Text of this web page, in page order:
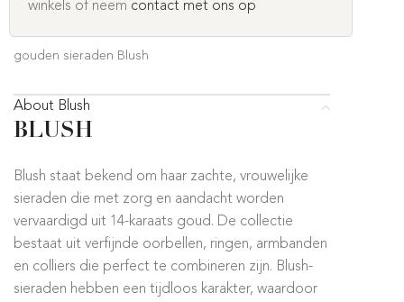
winkels of neem contact met ons op
gouden sieraden Blush
About Blush
BLUSH
Blush staat bekend om haar zachte, vrouwelijke
sieraden die met zorg en aandacht worden
vervaardigd uit 14-karaats goud. De collectie
bestaat uit verfijnde oorbellen, ringen, armbanden
en colliers die perfect te combineren zijn. Blush-
sieraden hebben een tijdloos karakter, waardoor